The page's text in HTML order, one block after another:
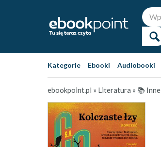
Kategorie Ebooki Audiobooki
ebookpoint.pl » Literatura » 📚 Inne